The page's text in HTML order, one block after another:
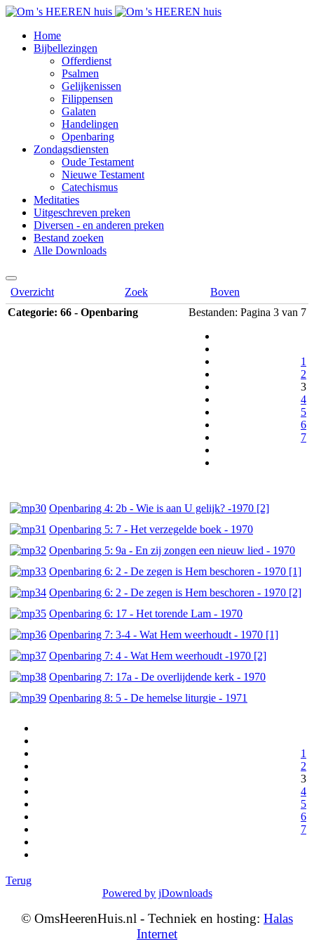
Home
Bijbellezingen
Offerdienst
Psalmen
Gelijkenissen
Filippensen
Galaten
Handelingen
Openbaring
Zondagsdiensten
Oude Testament
Nieuwe Testament
Catechismus
Meditaties
Uitgeschreven preken
Diversen - en anderen preken
Bestand zoeken
Alle Downloads
Overzicht Zoek
Boven
Categorie: 66 - Openbaring
Bestanden: Pagina 3 van 7
1
2
3
4
5
6
7
Openbaring 4: 2b - Wie is aan U gelijk? -1970 [2]
Openbaring 5: 7 - Het verzegelde boek - 1970
Openbaring 5: 9a - En zij zongen een nieuw lied - 1970
Openbaring 6: 2 - De zegen is Hem beschoren - 1970 [1]
Openbaring 6: 2 - De zegen is Hem beschoren - 1970 [2]
Openbaring 6: 17 - Het torende Lam - 1970
Openbaring 7: 3-4 - Wat Hem weerhoudt - 1970 [1]
Openbaring 7: 4 - Wat Hem weerhoudt -1970 [2]
Openbaring 7: 17a - De overlijdende kerk - 1970
Openbaring 8: 5 - De hemelse liturgie - 1971
1
2
3
4
5
6
7
Terug
Powered by jDownloads
© OmsHeerenHuis.nl - Techniek en hosting: Halas
Internet